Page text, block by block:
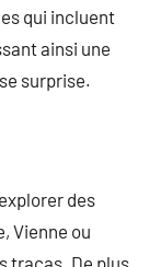
qui incluent
ainsi une
surprise.
des
Vienne ou
tracas. De plus,